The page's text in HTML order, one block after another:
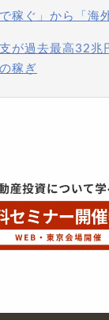
稼ぐ」から「海
が過去最高32兆
稼ぎ